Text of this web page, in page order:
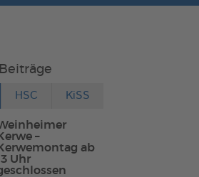
HSC KiSS
–
ab
Uhr